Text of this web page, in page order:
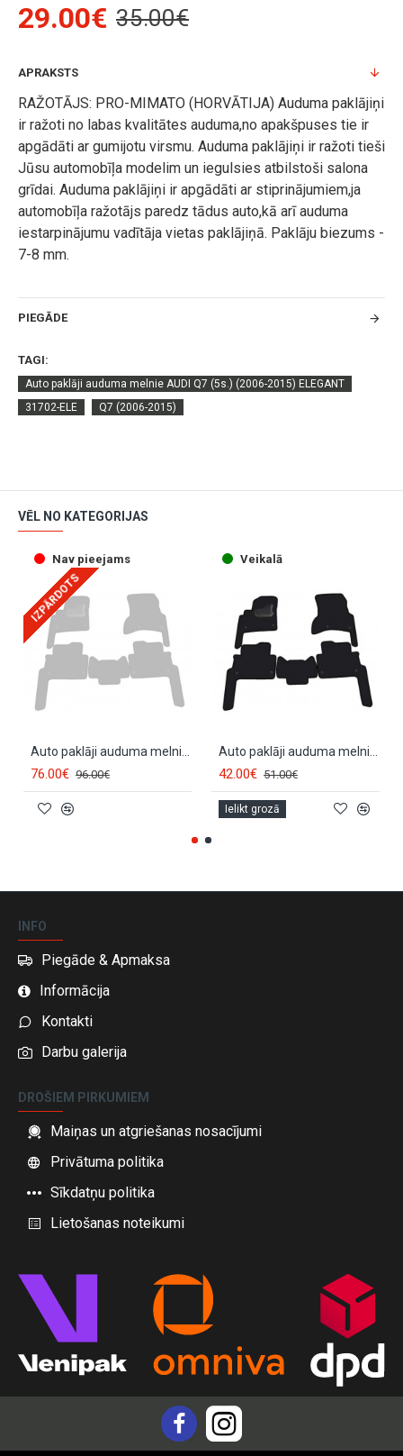
29.00€ 35.00€
APRAKSTS
RAŽOTĀJS: PRO-MIMATO (HORVĀTIJA) Auduma paklājiņi
ir ražoti no labas kvalitātes auduma,no apakšpuses tie ir
apgādāti ar gumijotu virsmu. Auduma paklājiņi ir ražoti tieši
Jūsu automobīļa modelim un iegulsies atbilstoši salona
grīdai. Auduma paklājiņi ir apgādāti ar stiprinājumiem,ja
automobīļa ražotājs paredz tādus auto,kā arī auduma
iestarpinājumu vadītāja vietas paklājiņā. Paklāju biezums -
7-8 mm.
PIEGĀDE
TAGI:
Auto paklāji auduma melnie AUDI Q7 (5s.) (2006-2015) ELEGANT
31702-ELE
Q7 (2006-2015)
VĒL NO KATEGORIJAS
Nav pieejams
IZPĀRDOTS
Auto paklāji auduma melnie AUDI Q7 (2006-...) LUXE
76.00€ 96.00€
Veikalā
Auto paklāji auduma melnie AUDI Q7 (2006-2015) ECONOMIC
42.00€ 51.00€
Ielikt grozā
INFO
Piegāde & Apmaksa
Informācija
Kontakti
Darbu galerija
DROŠIEM PIRKUMIEM
Maiņas un atgriešanas nosacījumi
Privātuma politika
Sīkdatņu politika
Lietošanas noteikumi